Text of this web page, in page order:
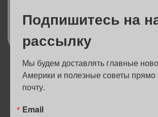
РАБОТА И БИЗНЕС
ЖИЛЬЕ
ОБРАЗОВАНИЕ
Подпишитесь на
рассылку
Мы будем доставлять главные
Америки и полезные советы
почту.
Email